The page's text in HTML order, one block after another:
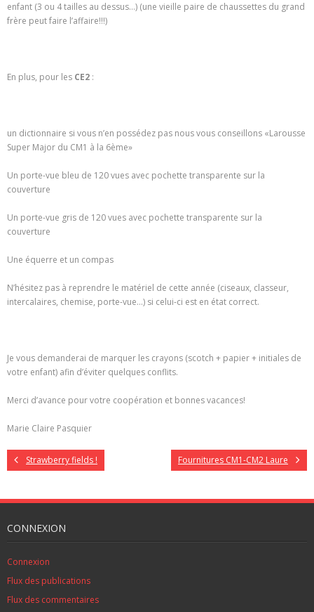
enfant (3 ou 4 tailles au dessus…) (une vieille paire de chaussettes du grand
frère peut faire l’affaire!!!)
En plus, pour les CE2 :
un dictionnaire si vous n’en possédez pas nous vous conseillons «Larousse
Super Major du CM1 à la 6ème»
Un porte-vue bleu de 120 vues avec pochette transparente sur la
couverture
Un porte-vue gris de 120 vues avec pochette transparente sur la
couverture
Une équerre et un compas
N’hésitez pas à reprendre le matériel de cette année (ciseaux, classeur,
intercalaires, chemise, porte-vue…) si celui-ci est en état correct.
Je vous demanderai de marquer les crayons (scotch + papier + initiales de
votre enfant) afin d’éviter quelques conflits.
Merci d’avance pour votre coopération et bonnes vacances!
Marie Claire Pasquier
Strawberry fields ! Fournitures CM1-CM2 Laure
CONNEXION
Connexion
Flux des publications
Flux des commentaires